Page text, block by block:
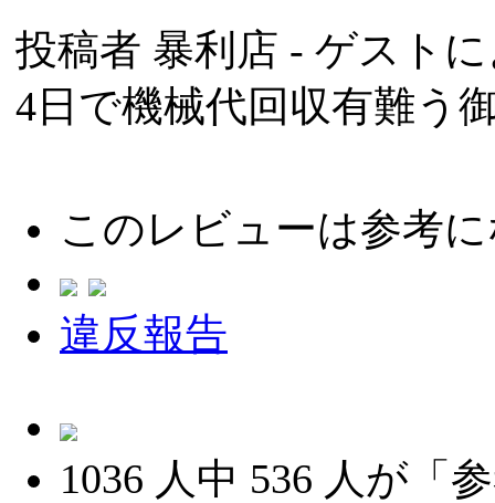
投稿者 暴利店 - ゲスト
4日で機械代回収有難う
このレビューは参考
違反報告
1036 人中 536 人が「